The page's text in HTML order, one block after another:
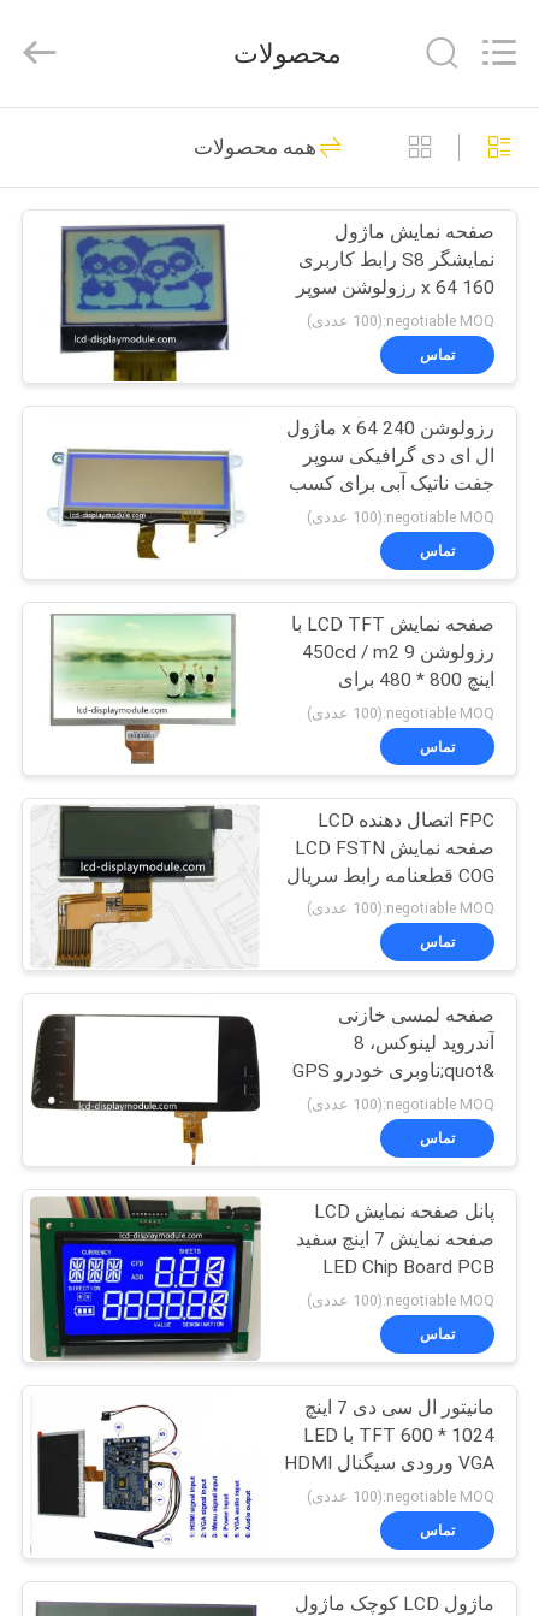
خانه
محصولات
فیلم
های
دربارهی
کارخانه
کنترل
کیفیت
تماس
اخبار
درخواست
نقل قول
نقشه
سایت
حریم
خصوصی
Tree
Technology.
Reserved.
ماژول LCD نمایشگر
TFT
37
ماژول LCD COG
26
ماژول LCD گرافیکی
24
ماژول LCD ماتریس
نقطه
20
صفحه نمایش ماژول
LCD
21
صفحه LCD TFT
23
محصولات
همه محصولات
صفحه نمایش ماژول
نمایشگر S8 رابط کاربری
160 x 64 رزولوشن سوپر
جفت ناتیک خاکستری
negotiable MOQ:(100 عددی)
تماس
رزولوشن 240 x 64 ماژول
ال ای دی گرافیکی سوپر
جفت ناتیک آبی برای کسب
و کار
negotiable MOQ:(100 عددی)
تماس
صفحه نمایش LCD TFT با
رزولوشن 450cd / m2 9
اینچ 800 * 480 برای
تجهیزات بهداشتی
negotiable MOQ:(100 عددی)
تماس
FPC اتصال دهنده LCD
صفحه نمایش LCD FSTN
COG قطعنامه رابط سریال
128 * 32
negotiable MOQ:(100 عددی)
تماس
صفحه لمسی خازنی
آندروید لینوکس، 8
&quot;ناوبری خودرو GPS
ماژول صفحه نمایش
لمسی
negotiable MOQ:(100 عددی)
تماس
پانل صفحه نمایش LCD
صفحه نمایش 7 اینچ سفید
LED Chip Board PCB
board ISO14001
Approved
negotiable MOQ:(100 عددی)
تماس
مانیتور ال سی دی 7 اینچ
1024 * 600 TFT با LED
VGA ورودی سیگنال HDMI
negotiable MOQ:(100 عددی)
تماس
ماژول LCD کوچک ماژول